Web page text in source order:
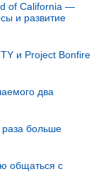
of California —
и развитие
и Project Bonfire
два
раза больше
общаться с